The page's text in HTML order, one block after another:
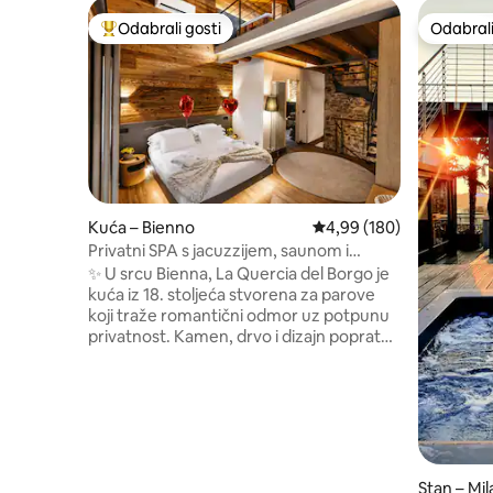
Među najviše rangiranima s oznakom „Odabrali gosti”
Odabrali gosti
Kuća – Bienno Prosječna ocjena: 4,99/
4,99 (180)
Privatni SPA s jacuzzijem, saunom i
pogledom na Alpe Luxury Home
✨ U srcu Bienna, La Quercia del Borgo je
kuća iz 18. stoljeća stvorena za parove
koji traže romantični odmor uz potpunu
privatnost. Kamen, drvo i dizajn popratni
Stan –